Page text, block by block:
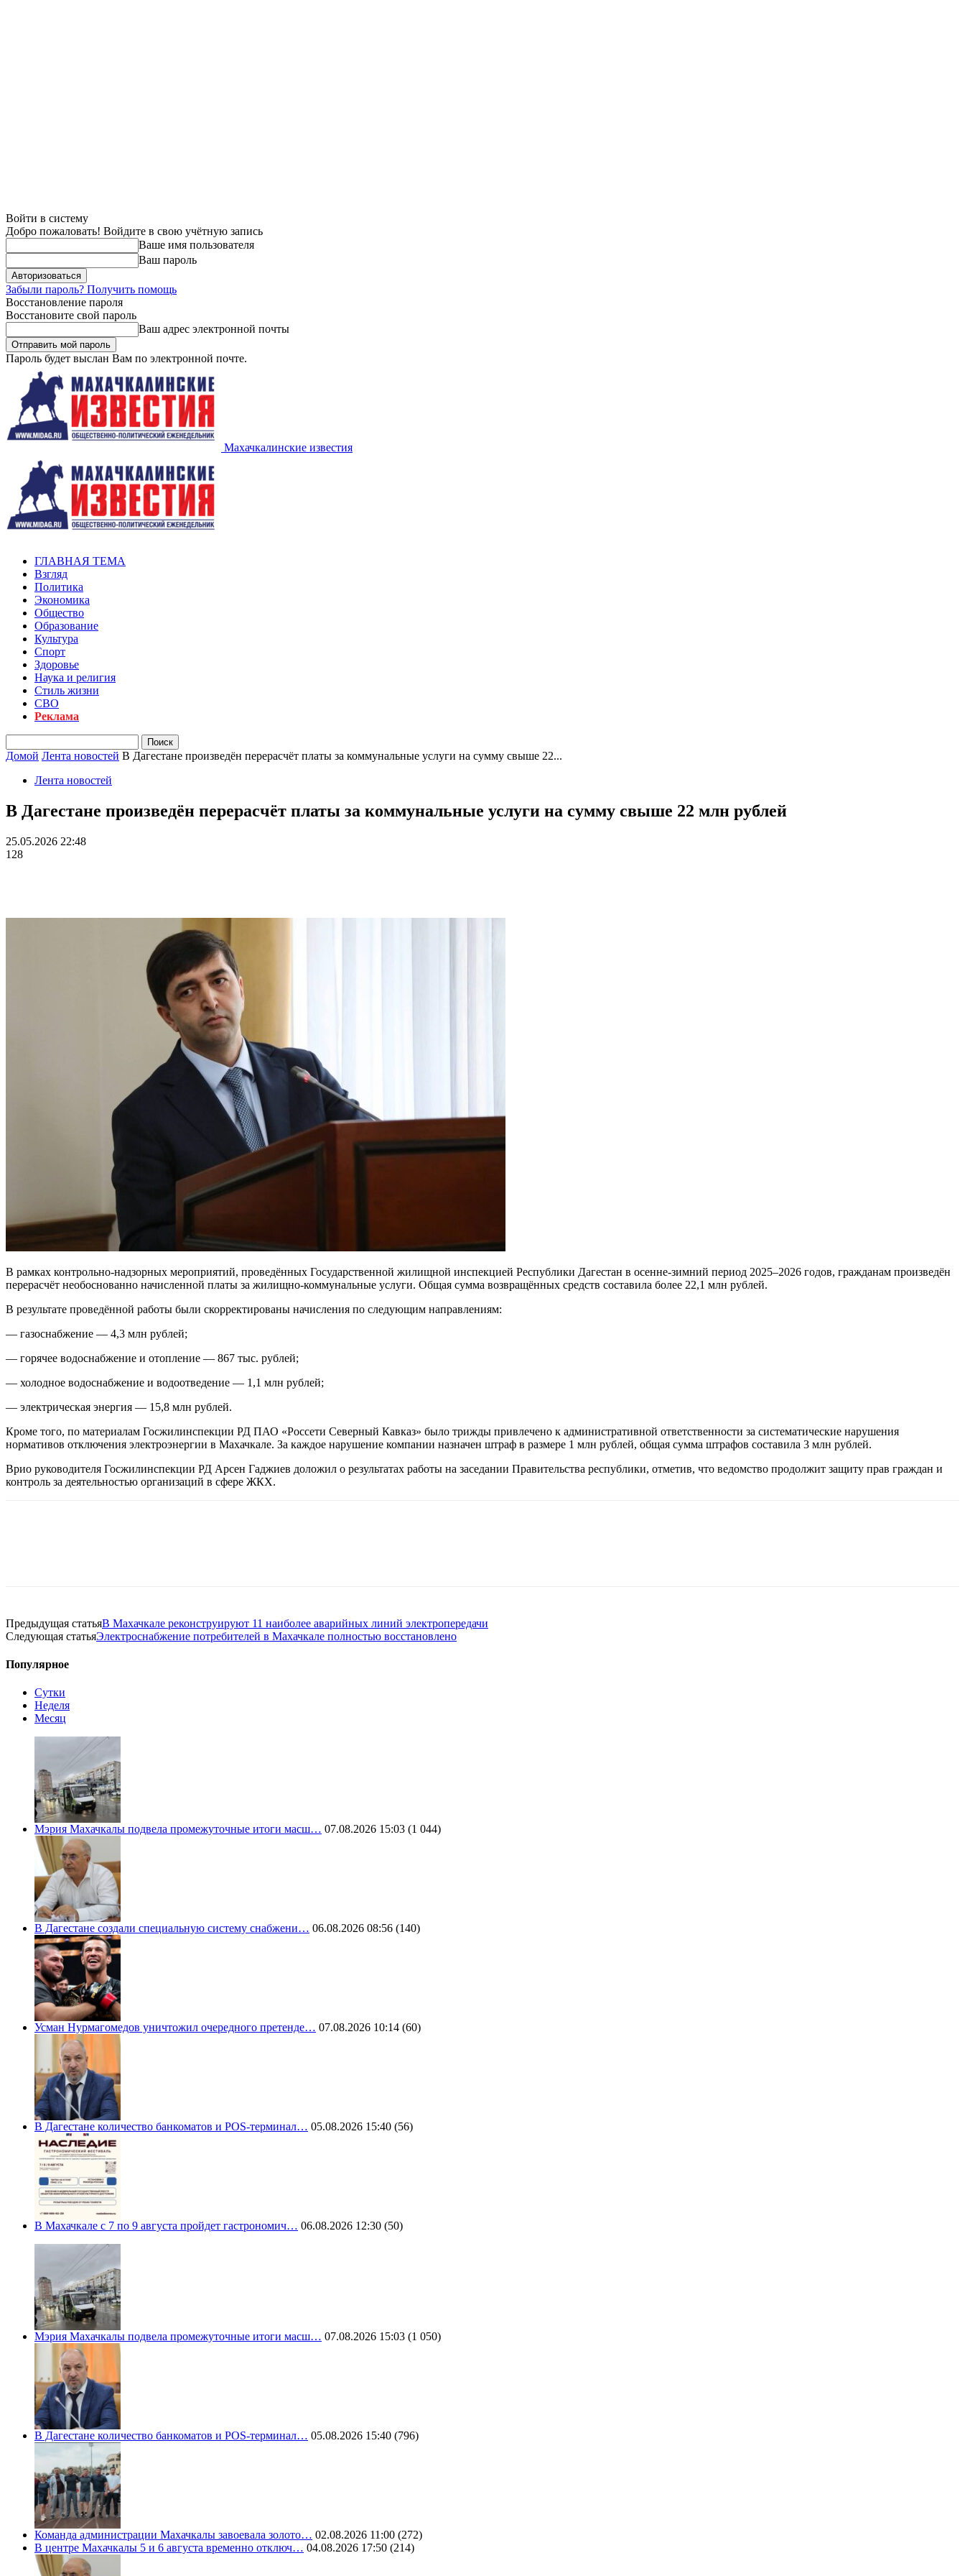
Войти в систему
Добро пожаловать! Войдите в свою учётную запись
Ваше имя пользователя
Ваш пароль
Забыли пароль? Получить помощь
Восстановление пароля
Восстановите свой пароль
Ваш адрес электронной почты
Пароль будет выслан Вам по электронной почте.
Махачкалинские известия
ГЛАВНАЯ ТЕМА
Взгляд
Политика
Экономика
Общество
Образование
Культура
Спорт
Здоровье
Наука и религия
Стиль жизни
СВО
Реклама
Домой Лента новостей В Дагестане произведён перерасчёт платы за коммунальные услуги на сумму свыше 22...
Лента новостей
В Дагестане произведён перерасчёт платы за коммунальные услуги на сумму свыше 22 млн рублей
25.05.2026 22:48
128
В рамках контрольно-надзорных мероприятий, проведённых Государственной жилищной инспекцией Республики Дагестан в осенне-зимний период 2025–2026 годов, гражданам произведён
перерасчёт необоснованно начисленной платы за жилищно-коммунальные услуги. Общая сумма возвращённых средств составила более 22,1 млн рублей.
В результате проведённой работы были скорректированы начисления по следующим направлениям:
— газоснабжение — 4,3 млн рублей;
— горячее водоснабжение и отопление — 867 тыс. рублей;
— холодное водоснабжение и водоотведение — 1,1 млн рублей;
— электрическая энергия — 15,8 млн рублей.
Кроме того, по материалам Госжилинспекции РД ПАО «Россети Северный Кавказ» было трижды привлечено к административной ответственности за систематические нарушения
нормативов отключения электроэнергии в Махачкале. За каждое нарушение компании назначен штраф в размере 1 млн рублей, общая сумма штрафов составила 3 млн рублей.
Врио руководителя Госжилинспекции РД Арсен Гаджиев доложил о результатах работы на заседании Правительства республики, отметив, что ведомство продолжит защиту прав граждан и
контроль за деятельностью организаций в сфере ЖКХ.
Предыдущая статьяВ Махачкале реконструируют 11 наиболее аварийных линий электропередачи
Следующая статьяЭлектроснабжение потребителей в Махачкале полностью восстановлено
Популярное
Сутки
Неделя
Месяц
Мэрия Махачкалы подвела промежуточные итоги масш… 07.08.2026 15:03 (1 044)
В Дагестане создали специальную систему снабжени… 06.08.2026 08:56 (140)
Усман Нурмагомедов уничтожил очередного претенде… 07.08.2026 10:14 (60)
В Дагестане количество банкоматов и POS-терминал… 05.08.2026 15:40 (56)
В Махачкале с 7 по 9 августа пройдет гастрономич… 06.08.2026 12:30 (50)
Мэрия Махачкалы подвела промежуточные итоги масш… 07.08.2026 15:03 (1 050)
В Дагестане количество банкоматов и POS-терминал… 05.08.2026 15:40 (796)
Команда администрации Махачкалы завоевала золото… 02.08.2026 11:00 (272)
В центре Махачкалы 5 и 6 августа временно отключ… 04.08.2026 17:50 (214)